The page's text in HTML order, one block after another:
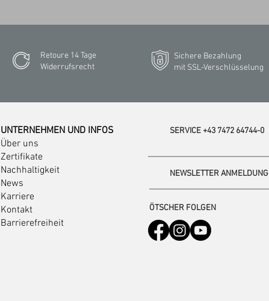
Retoure 14 Tage
Widerrufsrecht
Sichere Bezahlung
mit SSL-Verschlüsselung
UNTERNEHMEN UND INFOS
Über uns
Zertifikate
Nachhaltigkeit
News
Karriere
Kontakt
Barrierefreiheit
SERVICE +43 7472 64744-0
NEWSLETTER ANMELDUNG
ÖTSCHER FOLGEN